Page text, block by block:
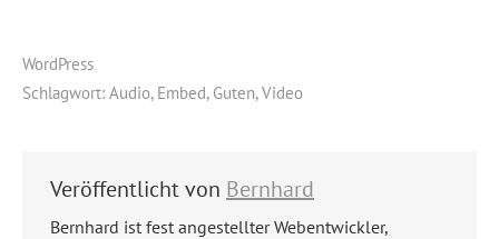
WordPress
Schlagwort: Audio, Embed, Guten,Video
Veröffentlicht von Bernhard
Bernhard ist fest angestellter Webentwickler,